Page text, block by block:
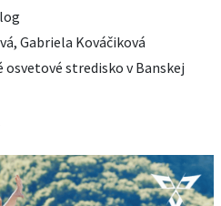
Gabriela Kováčiková
stredisko v Banskej